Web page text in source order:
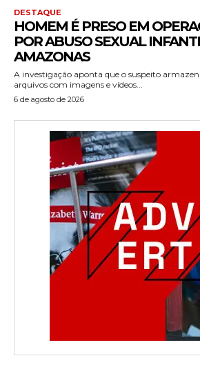
DESTAQUE
HOMEM É PRESO EM
POR ABUSO SEXUAL
AMAZONAS
A investigação aponta que o suspeito
arquivos com imagens e vídeos...
6 de agosto de 2026